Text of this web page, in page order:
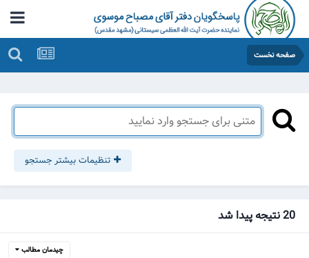
صفحه نخست
تنظیمات بیشتر جستجو
20 نتیجه پیدا شد
چیدمان مطالب